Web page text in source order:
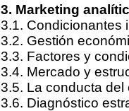
3. Marketing
3.1. Condicionantes
3.2. Gestión
3.3. Factores y
3.4. Mercado y
3.5. La conducta del
3.6. Diagnóstico